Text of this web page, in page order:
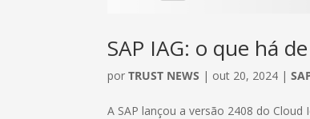
SAP IAG: o que há
porTRUST NEWS | out 20, 2024 |
A SAP lançou a versão 2408 do